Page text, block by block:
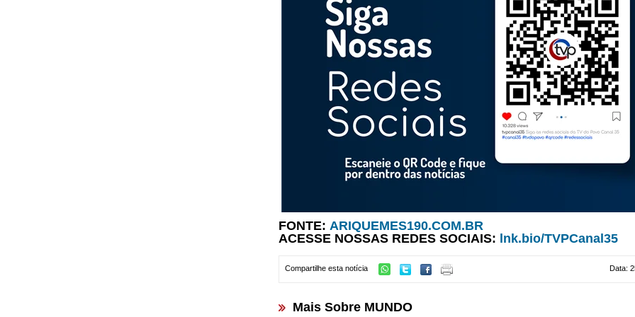
FONTE: ARIQUEMES190.COM.BR
ACESSE NOSSAS REDES SOCIAIS: lnk.bio/TVPCanal35
Data:
Compartilhe esta notícia
Mais Sobre MUNDO